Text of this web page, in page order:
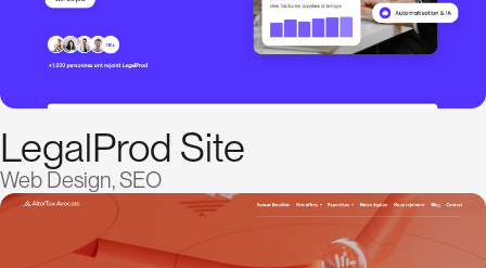
LegalProd Site
Web Design, SEO